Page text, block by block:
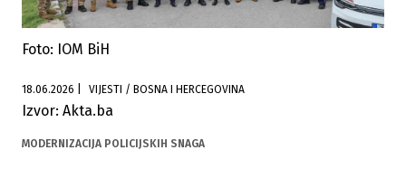
Foto: IOM BiH
18.06.2026 VIJESTI / BOSNA I HERCEGOVINA
Izvor: Akta.ba
MODERNIZACIJA POLICIJSKIH SNAGA